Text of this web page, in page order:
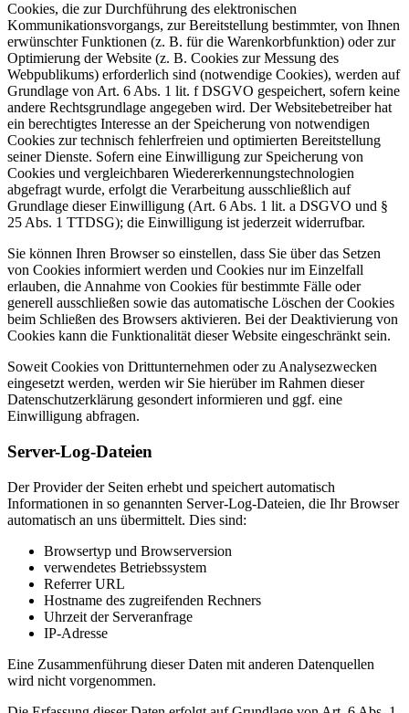
Cookies, die zur Durchführung des elektronischen
Kommunikationsvorgangs, zur Bereitstellung bestimmter, von Ihnen
erwünschter Funktionen (z. B. für die Warenkorbfunktion) oder zur
Optimierung der Website (z. B. Cookies zur Messung des
Webpublikums) erforderlich sind (notwendige Cookies), werden auf
Grundlage von Art. 6 Abs. 1 lit. f DSGVO gespeichert, sofern keine
andere Rechtsgrundlage angegeben wird. Der Websitebetreiber hat
ein berechtigtes Interesse an der Speicherung von notwendigen
Cookies zur technisch fehlerfreien und optimierten Bereitstellung
seiner Dienste. Sofern eine Einwilligung zur Speicherung von
Cookies und vergleichbaren Wiedererkennungstechnologien
abgefragt wurde, erfolgt die Verarbeitung ausschließlich auf
Grundlage dieser Einwilligung (Art. 6 Abs. 1 lit. a DSGVO und §
25 Abs. 1 TTDSG); die Einwilligung ist jederzeit widerrufbar.
Sie können Ihren Browser so einstellen, dass Sie über das Setzen
von Cookies informiert werden und Cookies nur im Einzelfall
erlauben, die Annahme von Cookies für bestimmte Fälle oder
generell ausschließen sowie das automatische Löschen der Cookies
beim Schließen des Browsers aktivieren. Bei der Deaktivierung von
Cookies kann die Funktionalität dieser Website eingeschränkt sein.
Soweit Cookies von Drittunternehmen oder zu Analysezwecken
eingesetzt werden, werden wir Sie hierüber im Rahmen dieser
Datenschutzerklärung gesondert informieren und ggf. eine
Einwilligung abfragen.
Server-Log-Dateien
Der Provider der Seiten erhebt und speichert automatisch
Informationen in so genannten Server-Log-Dateien, die Ihr Browser
automatisch an uns übermittelt. Dies sind:
Browsertyp und Browserversion
verwendetes Betriebssystem
Referrer URL
Hostname des zugreifenden Rechners
Uhrzeit der Serveranfrage
IP-Adresse
Eine Zusammenführung dieser Daten mit anderen Datenquellen
wird nicht vorgenommen.